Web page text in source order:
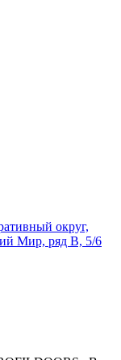
округ,
Мир, ряд В, 5/6